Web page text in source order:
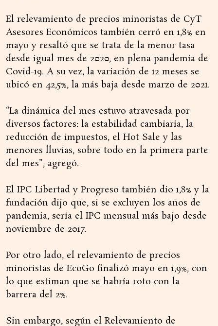
El relevamiento de precios minoristas de CyT
Asesores Económicos también cerró en 1,8% en
mayo y resaltó que se trata de la menor tasa
desde igual mes de 2020, en plena pandemia de
Covid-19. A su vez, la variación de 12 meses se
ubicó en 42,5%, la más baja desde marzo de 2021.
“La dinámica del mes estuvo atravesada por
diversos factores: la estabilidad cambiaria, la
reducción de impuestos, el Hot Sale y las
menores lluvias, sobre todo en la primera parte
del mes”, agregó.
El IPC Libertad y Progreso también dio 1,8% y la
fundación dijo que, si se excluyen los años de
pandemia, sería el IPC mensual más bajo desde
noviembre de 2017.
Por otro lado, el relevamiento de precios
minoristas de EcoGo finalizó mayo en 1,9%, con
lo que estiman que se habría roto con la
barrera del 2%.
Sin embargo, según el Relevamiento de